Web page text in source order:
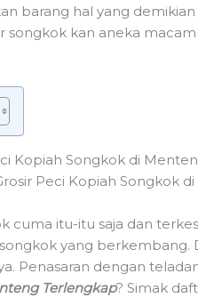
barang hal yang
songkok kan aneka
Kopiah Songkok di
cuma itu-itu saja dan
yang berkembang.
Penasaran dengan
Terlengkap? Simak